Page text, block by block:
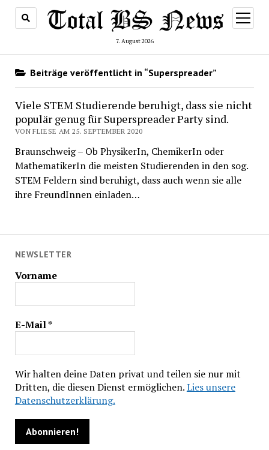
7. August 2026
Menü
öffnen
NEWSLETTER
Vorname
E-Mail*
Wir halten deine Daten privat und teilen sie nur mit
Dritten, die diesen Dienst ermöglichen.Lies unsere
Datenschutzerklärung.
Beiträge veröffentlicht in “Superspreader”
Viele STEM Studierende beruhigt, dass sie nicht
populär genug für Superspreader Party sind.
VON FLIESE AM 25. SEPTEMBER 2020
Braunschweig – Ob PhysikerIn, ChemikerIn oder
MathematikerIn die meisten Studierenden in den sog.
STEM Feldern sind beruhigt, dass auch wenn sie alle
ihre FreundInnen einladen…